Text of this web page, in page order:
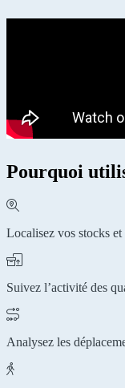
Pourquoi
Localisez vos stocks
Suivez l’activité des
Analysez les